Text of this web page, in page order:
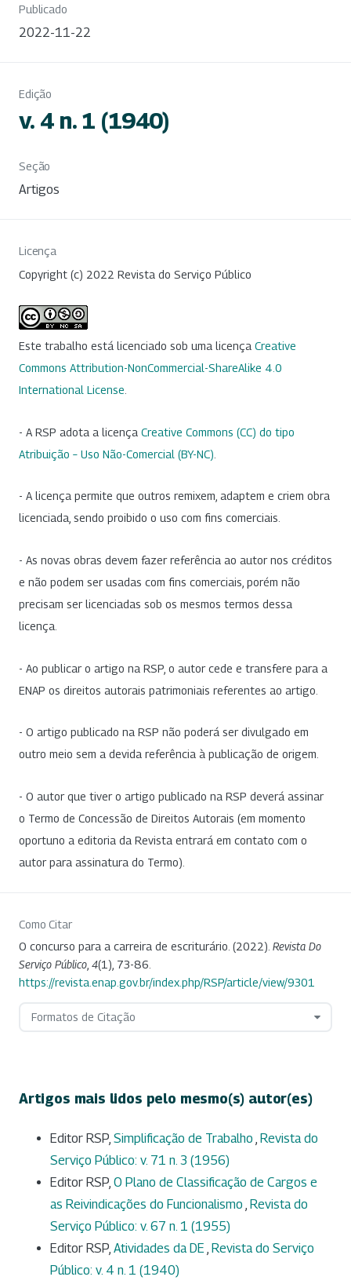
Publicado
2022-11-22
Edição
v. 4 n. 1 (1940)
Seção
Artigos
Licença
Copyright (c) 2022 Revista do Serviço Público
Este trabalho está licenciado sob uma licença Creative
Commons Attribution-NonCommercial-ShareAlike 4.0
International License
- A RSP adota a licença Creative Commons (CC) do tipo
Atribuição – Uso Não-Comercial (BY-NC)
- A licença permite que outros remixem, adaptem e criem obra
licenciada, sendo proibido o uso com fins comerciais.
- As novas obras devem fazer referência ao autor nos créditos
e não podem ser usadas com fins comerciais, porém não
precisam ser licenciadas sob os mesmos termos dessa
licença.
- Ao publicar o artigo na RSP, o autor cede e transfere para a
ENAP os direitos autorais patrimoniais referentes ao artigo.
- O artigo publicado na RSP não poderá ser divulgado em
outro meio sem a devida referência à publicação de origem.
- O autor que tiver o artigo publicado na RSP deverá assinar
o Termo de Concessão de Direitos Autorais (em momento
oportuno a editoria da Revista entrará em contato com o
autor para assinatura do Termo).
Como Citar
O concurso para a carreira de escriturário. (2022). Revista Do
Serviço Público 4(1), 73-86.
https://revista.enap.gov.br/index.php/RSP/article/view/9301
Formatos de Citação
Artigos mais lidos pelo mesmo(s) autor(es)
Editor RSP, Simplificação de Trabalho , Revista do
Serviço Público: v. 71 n. 3 (1956)
Editor RSP, O Plano de Classificação de Cargos e
as Reivindicações do Funcionalismo , Revista do
Serviço Público: v. 67 n. 1 (1955)
Editor RSP, Atividades da DE , Revista do Serviço
Público: v. 4 n. 1 (1940)